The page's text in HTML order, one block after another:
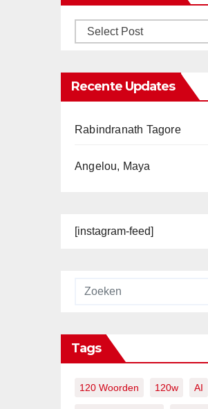
Recente Updates
Rabindranath Tagore
Angelou, Maya
[instagram-feed]
Tags
120 Woorden 120w AI